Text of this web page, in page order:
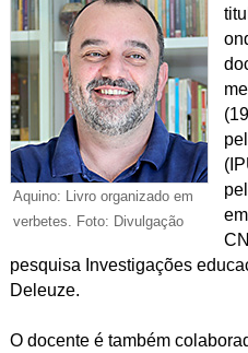
Aquino: Livro organizado em
verbetes. Foto: Divulgação
pesquisa Investigações
Deleuze.
O docente é também